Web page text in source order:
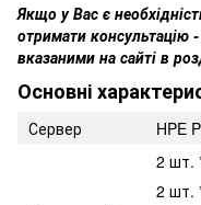
Якщо у Вас є
отримати консультацію
вказаними на сайті в
Основні
Сервер HPE
2 шт.
2 шт.